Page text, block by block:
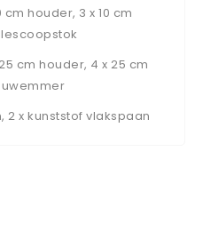
cm houder, 3 x 10 cm
cm houder, 4 x 25 cm
2 x kunststof vlakspaan